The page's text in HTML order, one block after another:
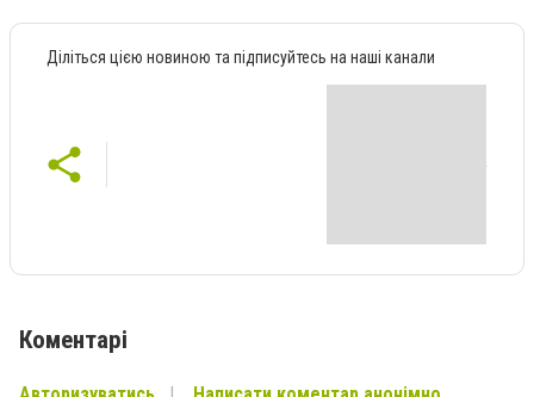
Діліться цією новиною та підписуйтесь на наші канали
Коментарі